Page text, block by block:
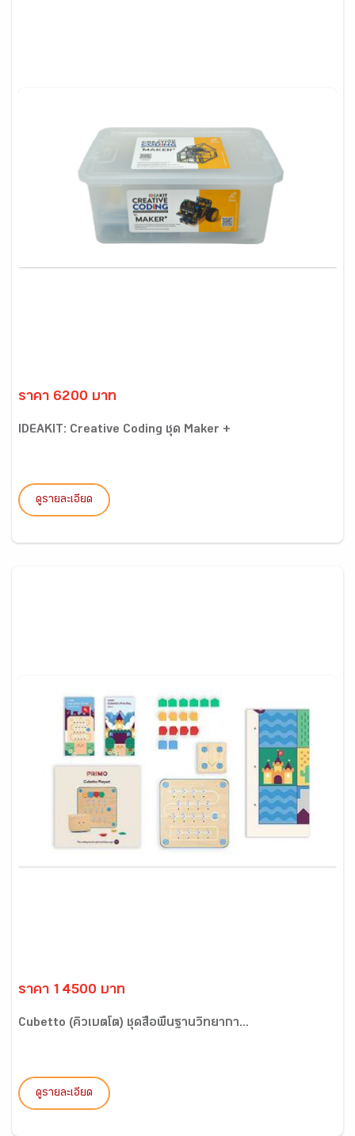
ราคา 6200 บาท
IDEAKIT: Creative Coding ชุด Maker +
ดูรายละเอียด
ราคา 14500 บาท
Cubetto (คิวเบตโต) ชุดสื่อพื้นฐานวิทยากา...
ดูรายละเอียด